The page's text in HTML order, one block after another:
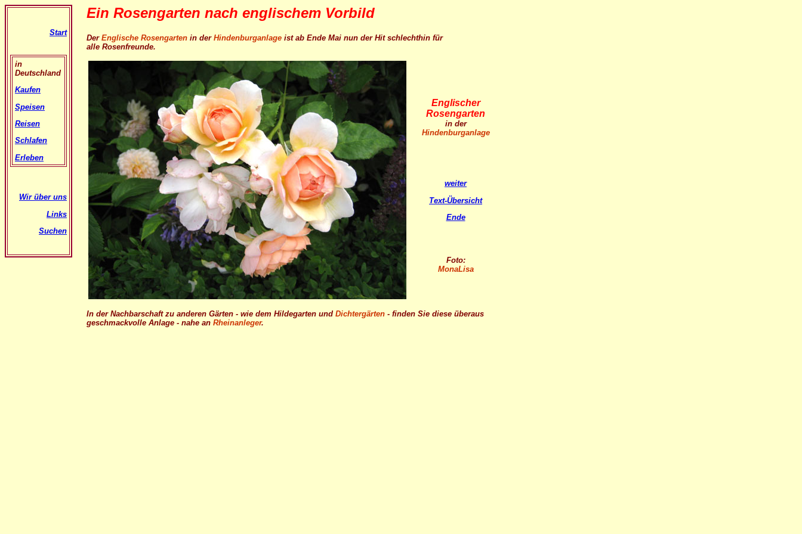
Start
in
Deutschland
Kaufen
Speisen
Reisen
Schlafen
Erleben
Wir über uns
Links
Suchen
Ein Rosengarten nach englischem Vorbild
Der Englische Rosengarten in der Hindenburganlage ist ab Ende Mai nun der Hit schlechthin für
alle Rosenfreunde.
Englischer
Rosengarten
in der
Hindenburganlage
weiter
Text-Übersicht
Ende
Foto:
MonaLisa
In der Nachbarschaft zu anderen Gärten - wie dem Hildegarten und Dichtergärten - finden Sie diese überaus
geschmackvolle Anlage - nahe an Rheinanleger.